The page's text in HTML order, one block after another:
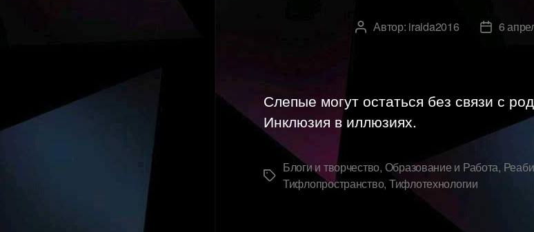
Автор
Автор: iraida2016
Дата
6
Слепые могут остаться без связи с
Инклюзия в иллюзиях.
Метки
Блоги и творчество, Образование и Работа,
Тифлопространство, Тифлотехнологии